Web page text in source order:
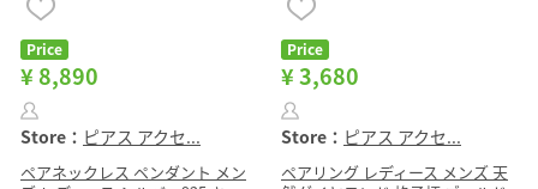
Price
¥ 8,890
Store： ピアス アクセ...
ペアネックレス ペンダント メン
Price
¥ 3,680
Store： ピアス アクセ...
ペアリング レディース メンズ 天